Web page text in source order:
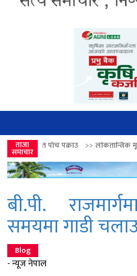
ताजा
समाचार
>> लोकतान्त्रिक मूल्य सुदृढ बनाउन
बी.पी.
समयमा गाडी
Blog
- न्यूज नेपाल